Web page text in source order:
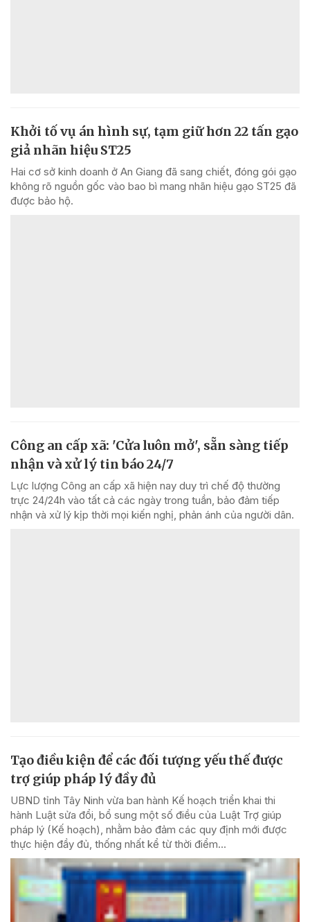
Khởi tố vụ án hình sự, tạm giữ hơn 22 tấn gạo
giả nhãn hiệu ST25
Hai cơ sở kinh doanh ở An Giang đã sang chiết, đóng gói gạo
không rõ nguồn gốc vào bao bì mang nhãn hiệu gạo ST25 đã
được bảo hộ.
Công an cấp xã: 'Cửa luôn mở', sẵn sàng tiếp
nhận và xử lý tin báo 24/7
Lực lượng Công an cấp xã hiện nay duy trì chế độ thường
trực 24/24h vào tất cả các ngày trong tuần, bảo đảm tiếp
nhận và xử lý kịp thời mọi kiến nghị, phản ánh của người dân.
Tạo điều kiện để các đối tượng yếu thế được
trợ giúp pháp lý đầy đủ
UBND tỉnh Tây Ninh vừa ban hành Kế hoạch triển khai thi
hành Luật sửa đổi, bổ sung một số điều của Luật Trợ giúp
pháp lý (Kế hoạch), nhằm bảo đảm các quy định mới được
thực hiện đầy đủ, thống nhất kể từ thời điểm...